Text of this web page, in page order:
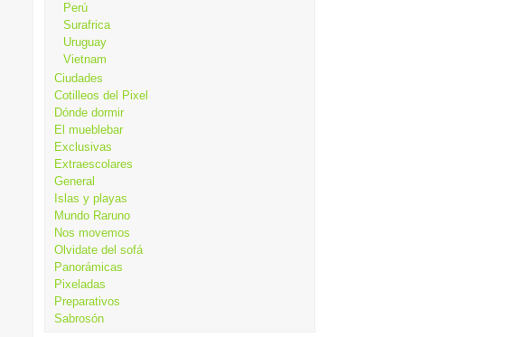
Perú
Surafrica
Uruguay
Vietnam
Ciudades
Cotilleos del Pixel
Dónde dormir
El mueblebar
Exclusivas
Extraescolares
General
Islas y playas
Mundo Raruno
Nos movemos
Olvidate del sofá
Panorámicas
Pixeladas
Preparativos
Sabrosón